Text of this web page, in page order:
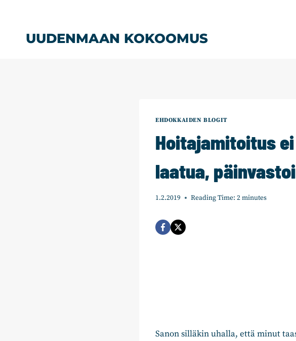
UUDENMAAN KOKOOMUS
EHDOKKAIDEN BLOGIT
Hoitajamitoitus
laatua,
1.2.2019 Reading Time: 2minutes
Sanon silläkin uhalla, että minut